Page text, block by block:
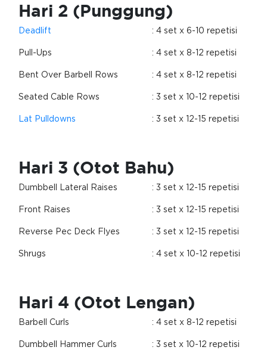
Hari 2 (Punggung)
Deadlift : 4 set x 6-10 repetisi
Pull-Ups : 4 set x 8-12 repetisi
Bent Over Barbell Rows : 4 set x 8-12 repetisi
Seated Cable Rows : 3 set x 10-12 repetisi
Lat Pulldowns : 3 set x 12-15 repetisi
Hari 3 (Otot Bahu)
Dumbbell Lateral Raises : 3 set x 12-15 repetisi
Front Raises : 3 set x 12-15 repetisi
Reverse Pec Deck Flyes : 3 set x 12-15 repetisi
Shrugs : 4 set x 10-12 repetisi
Hari 4 (Otot Lengan)
Barbell Curls : 4 set x 8-12 repetisi
Dumbbell Hammer Curls : 3 set x 10-12 repetisi